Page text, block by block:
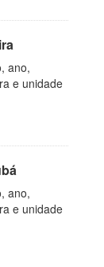
ano,
e unidade
ano,
e unidade